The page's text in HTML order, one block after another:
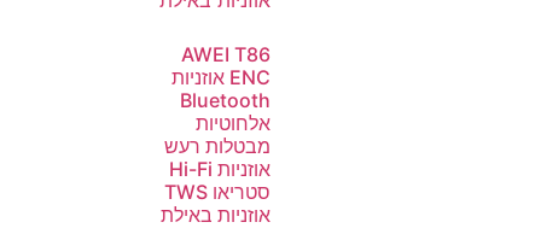
AWEI T86
ENC אוזניות
Bluetooth
אלחוטיות
מבטלות רעש
אוזניות Hi-Fi
סטריאו TWS
אוזניות באילת